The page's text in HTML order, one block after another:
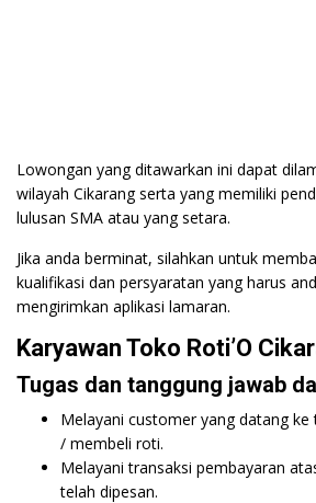
Lowongan yang ditawarkan ini dapat
wilayah Cikarang serta yang memiliki
lulusan SMA atau yang setara.
Jika anda berminat, silahkan untuk
kualifikasi dan persyaratan yang harus
mengirimkan aplikasi lamaran.
Karyawan Toko Roti’O
Tugas dan tanggung jawab
Melayani customer yang datang
/ membeli roti.
Melayani transaksi pembayaran
telah dipesan.